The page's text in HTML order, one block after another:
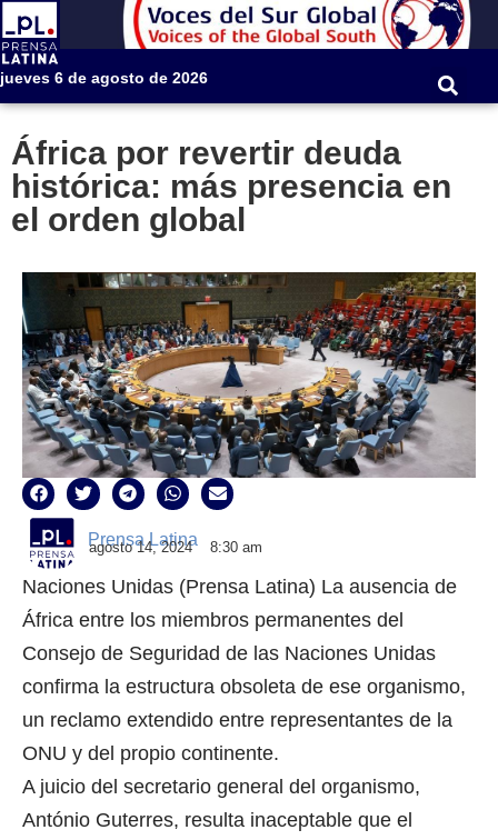
jueves 6 de agosto de 2026
África por revertir deuda
histórica: más presencia en
el orden global
Prensa Latina
agosto 14, 2024 8:30 am
Naciones Unidas (Prensa Latina) La ausencia de
África entre los miembros permanentes del
Consejo de Seguridad de las Naciones Unidas
confirma la estructura obsoleta de ese organismo,
un reclamo extendido entre representantes de la
ONU y del propio continente.
A juicio del secretario general del organismo,
António Guterres, resulta inaceptable que el